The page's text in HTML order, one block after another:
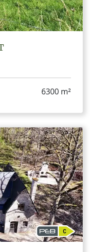
6300 m²